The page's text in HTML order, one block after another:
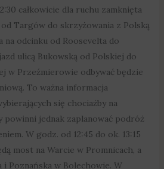
całkowicie dla ruchu zamknięta
Targów do skrzyżowania z Polską
na odcinku od Roosevelta do
ulicą Bukowską od Polskiej do
w Przeźmierowie odbywać będzie
To ważna informacja
się chociażby na
jednak zaplanować podróż
W godz. od 12:45 do ok. 13:15
most na Warcie w Promnicach, a
Poznańska w Bolechowie. W